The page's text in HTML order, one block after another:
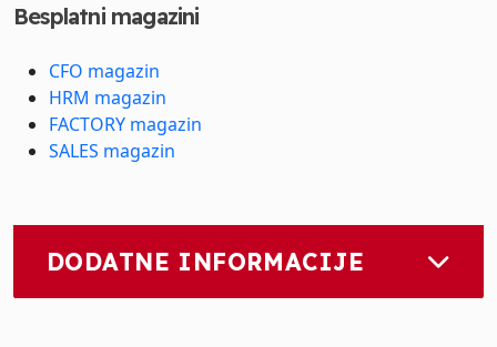
Besplatni magazini
CFO magazin
HRM magazin
FACTORY magazin
SALES magazin
DODATNE INFORMACIJE